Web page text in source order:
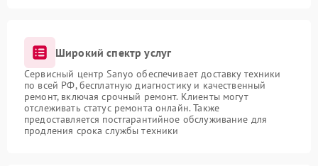
Широкий спектр услуг
Сервисный центр Sanyo обеспечивает доставку техники
по всей РФ, бесплатную диагностику и качественный
ремонт, включая срочный ремонт. Клиенты могут
отслеживать статус ремонта онлайн. Также
предоставляется постгарантийное обслуживание для
продления срока службы техники